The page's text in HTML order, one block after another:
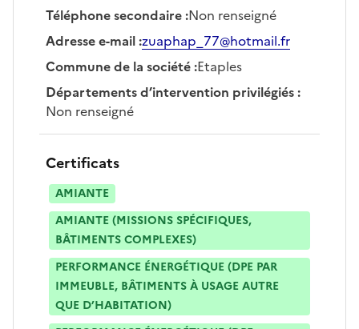
Téléphone secondaire:Non renseigné
Adresse e-mail:zuaphap_77@hotmail.fr
Commune de la société:Etaples
Départements d’intervention privilégiés:
Non renseigné
Certificats
AMIANTE
AMIANTE (MISSIONS SPÉCIFIQUES,
BÂTIMENTS COMPLEXES)
PERFORMANCE ÉNERGÉTIQUE (DPE PAR
IMMEUBLE, BÂTIMENTS À USAGE AUTRE
QUE D’HABITATION)